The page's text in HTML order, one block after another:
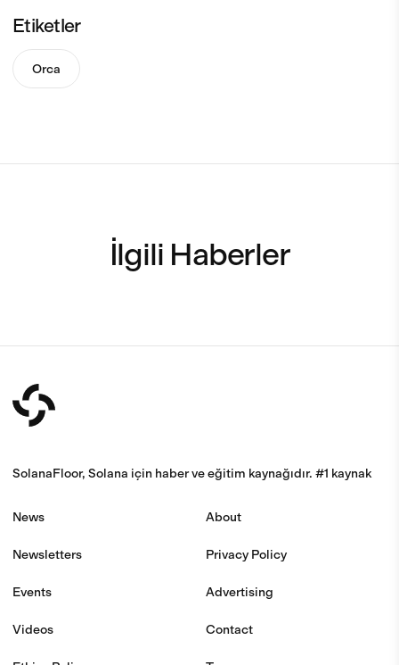
Etiketler
Orca
İlgili Haberler
SolanaFloor, Solana için haber ve eğitim kaynağıdır. #1 kaynak
News
Newsletters
Events
Videos
About
Privacy Policy
Advertising
Contact